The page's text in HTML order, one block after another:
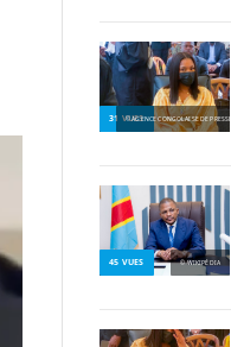
31 VUES
© AGENCE CONGOLAISE DE PRESSE
45 VUES © WIKIPÉDIA